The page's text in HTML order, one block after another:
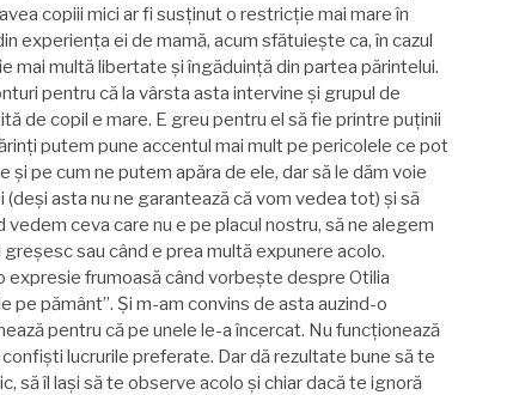
copiii mici ar fi susținut o restricție mai mare în
experiența ei de mamă, acum sfătuieşte ca, în cazul
mai multă libertate şi îngăduință din partea părintelui.
pentru că la vârsta asta intervine şi grupul de
de copil e mare. E greu pentru el să fie printre puținii
putem pune accentul mai mult pe pericolele ce pot
şi pe cum ne putem apăra de ele, dar să le dăm voie
(deşi asta nu ne garantează că vom vedea tot) şi să
vedem ceva care nu e pe placul nostru, să ne alegem
sau când e prea multă expunere acolo.
expresie frumoasă când vorbeşte despre Otilia
pe pământ”. Şi m-am convins de asta auzind-o
pentru că pe unele le-a încercat. Nu funcționează
confişti lucrurile preferate. Dar dă rezultate bune să te
să îl laşi să te observe acolo şi chiar dacă te ignoră